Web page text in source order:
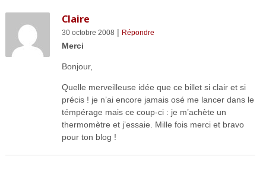
Claire
30 octobre 2008 | Répondre
Merci
Bonjour,
Quelle merveilleuse idée que ce billet si clair et si
précis ! je n’ai encore jamais osé me lancer dans le
témpérage mais ce coup-ci : je m’achète un
thermomètre et j’essaie. Mille fois merci et bravo
pour ton blog !